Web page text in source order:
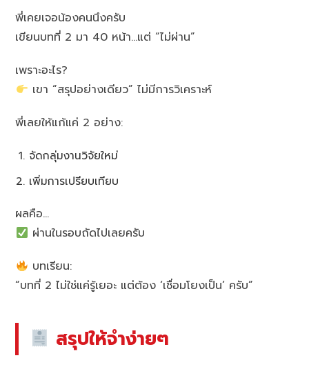
พี่เคยเจอน้องคนนึงครับ
เขียนบทที่ 2 มา 40 หน้า…แต่ “ไม่ผ่าน”
เพราะอะไร?
เขา “สรุปอย่างเดียว” ไม่มีการวิเคราะห์
พี่เลยให้แก้แค่ 2 อย่าง:
จัดกลุ่มงานวิจัยใหม่
เพิ่มการเปรียบเทียบ
ผลคือ…
ผ่านในรอบถัดไปเลยครับ
บทเรียน:
“บทที่ 2 ไม่ใช่แค่รู้เยอะ แต่ต้อง ‘เชื่อมโยงเป็น’ ครับ”
สรุปให้จำง่ายๆ